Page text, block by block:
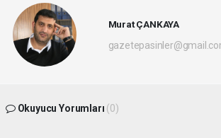
Murat ÇANKAYA
Okuyucu Yorumları (0)